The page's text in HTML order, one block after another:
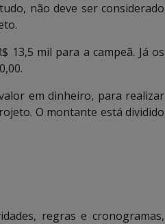
não deve ser considerado
13,5 mil para a campeã. Já os
em dinheiro, para realizar
O montante está dividido
regras e cronogramas,